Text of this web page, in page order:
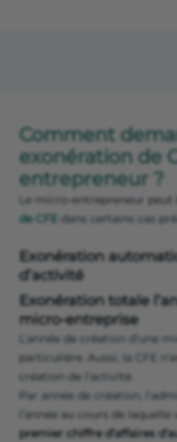
Comment
exonération de
entrepreneur ?
Le micro-entrepreneur
de CFE dans certains cas
Exonération
d’activité
Exonération totale
micro-entreprise
L’année de création d’une
particulière. Aussi, la CFE
création de l’activité.
Par année de création,
l’année au cours de
premier chiffre d’affaires